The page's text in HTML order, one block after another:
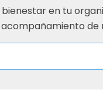
en tu
de